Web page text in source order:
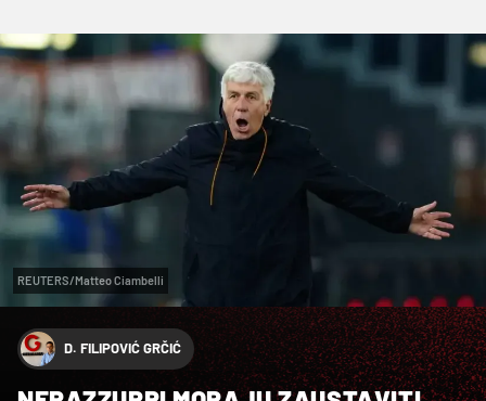
REUTERS/Matteo Ciambelli
D. FILIPOVIĆ GRČIĆ